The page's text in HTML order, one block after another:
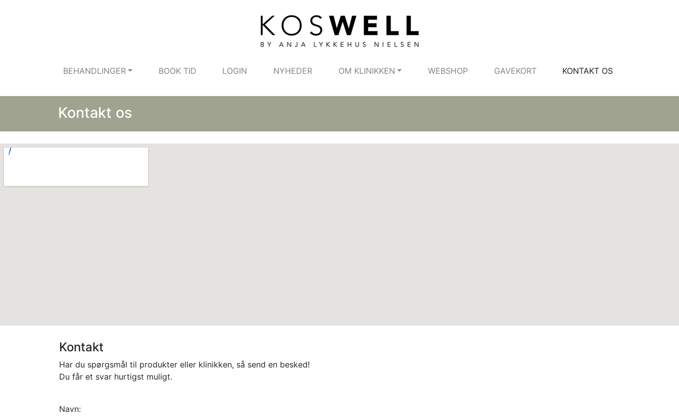
BEHANDLINGER BOOK TID LOGIN NYHEDER OM KLINIKKEN WEBSHOP GAVEKORT KONTAKT OS
Kontakt os
Kontakt
Har du spørgsmål til produkter eller klinikken, så send en besked!
Du får et svar hurtigst muligt.
Navn: